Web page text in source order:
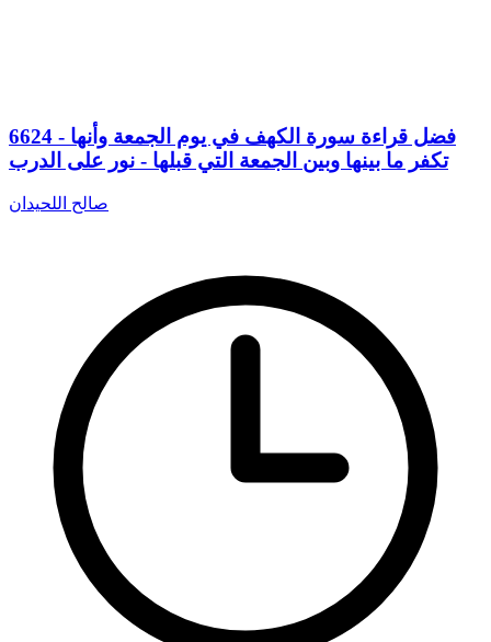
6624 - فضل قراءة سورة الكهف في يوم الجمعة وأنها
تكفر ما بينها وبين الجمعة التي قبلها - نور على الدرب
صالح اللحيدان